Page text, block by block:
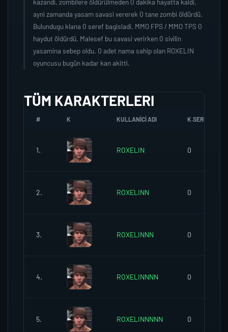
kazandi, zombilere öldürülmeden 0 dakika hayatta kaldi,
ayni zamanda yasam savasi vererek 0 tane zombi öldürdü.
Bulundugu klana 0 seref bagisladi, MMO FPS / MMO TPS 0
haydut öldürdü. Malesef bu savasi verirken 0 sivilin
yasamina sebep oldu. 0 adet nama sahip olan ROXELIN
oyuncusu bugün kadar kan akitti.
TÜM KARAKTERLERI
# K KULLANICI ADI K.SEREFI
1. ROXELIN 0
2. ROXELINN 0
3. ROXELINNN 0
4. ROXELINNNN 0
5. ROXELINNNNN 0